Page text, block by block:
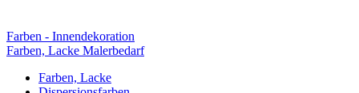
Farben - Innendekoration
Farben, Lacke Malerbedarf
Farben, Lacke